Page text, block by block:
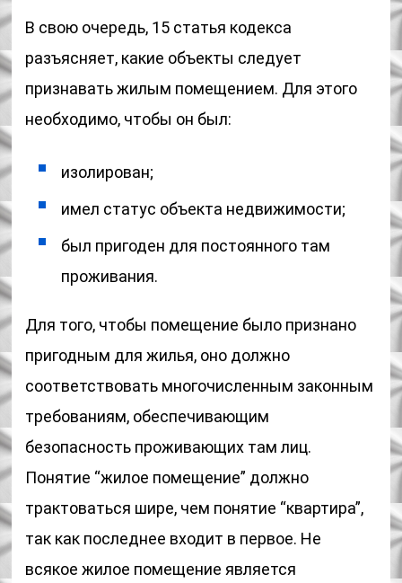
В свою очередь, 15 статья кодекса
разъясняет, какие объекты следует
признавать жилым помещением. Для этого
необходимо, чтобы он был:
изолирован;
имел статус объекта недвижимости;
был пригоден для постоянного там
проживания.
Для того, чтобы помещение было признано
пригодным для жилья, оно должно
соответствовать многочисленным законным
требованиям, обеспечивающим
безопасность проживающих там лиц.
Понятие “жилое помещение” должно
трактоваться шире, чем понятие “квартира”,
так как последнее входит в первое. Не
всякое жилое помещение является